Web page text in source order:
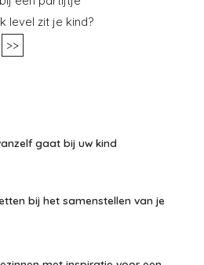
level zit je kind?
>>
gaat bij uw kind
bij het samenstellen van je